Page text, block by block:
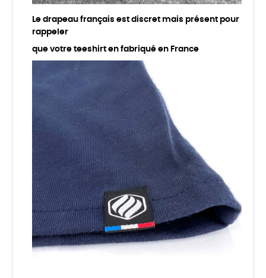
Le drapeau français est discret mais présent pour
rappeler
que votre teeshirt en fabriqué en France